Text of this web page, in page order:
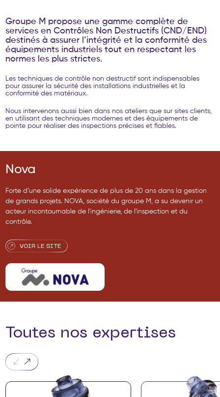
Groupe M propose une gamme comp lète de
services en Contrô les Non Destructifs (CN D/ E N D)
destinés à assurer ’intégrité et la conformité des
équipements industrie ls tout en respectant les
normes les p us strictes.
Les techniques de contrôle non destructif sont indispensables
pour assurer la sécurité des installations industrielles et la
conformité des matériaux.
Nous intervenons aussi bien dans nos ateliers que sur sites clients,
en utilisant des techniques modernes et des équipements de
pointe pour réaliser des inspections précises et fiables.
Nova
Forte d’une solide expérience de plus de 20 ans dans la gestion
de grands projets. NOVA, société du groupe M, a su devenir un
acteur incontournable de l'ingénierie, de l'inspection et du
contrôle.
VOIR LE SITE
Toutes nos expertises